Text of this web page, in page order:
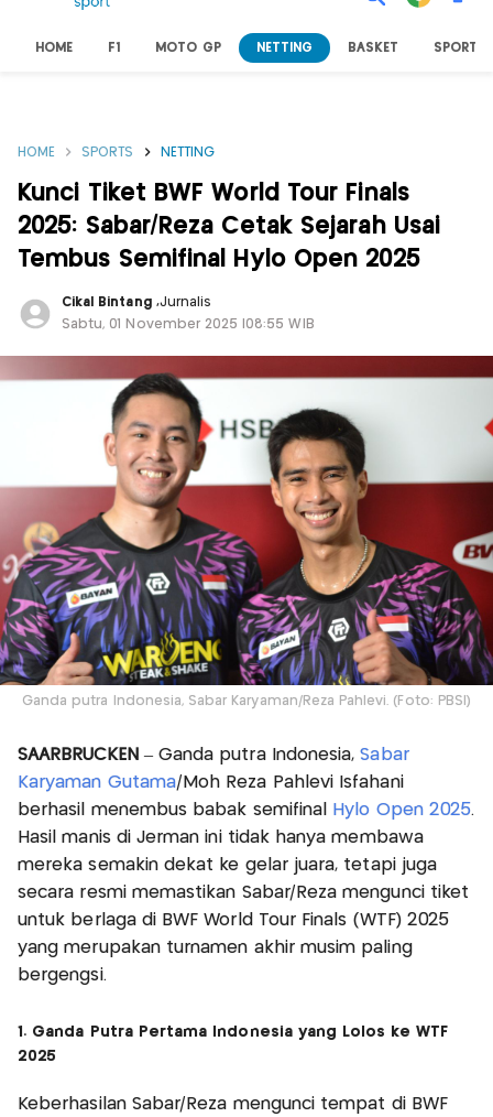
HOME F1 MOTO GP NETTING BASKET SPORT
HOME SPORTS NETTING
Kunci Tiket BWF World Tour Finals
2025: Sabar/Reza Cetak Sejarah Usai
Tembus Semifinal Hylo Open 2025
Cikal Bintang ,Jurnalis
Sabtu, 01 November 2025 |08:55 WIB
Ganda putra Indonesia, Sabar Karyaman/Reza Pahlevi. (Foto: PBSI)
SAARBRUCKEN– Ganda putra Indonesia,Sabar
Karyaman Gutama/Moh Reza Pahlevi Isfahani
berhasil menembus babak semifinal
Hylo Open 2025.
Hasil manis di Jerman ini tidak hanya membawa
mereka semakin dekat ke gelar juara, tetapi juga
secara resmi memastikan Sabar/Reza mengunci tiket
untuk berlaga di BWF World Tour Finals (WTF) 2025
yang merupakan turnamen akhir musim paling
bergengsi.
1. Ganda Putra Pertama Indonesia yang Lolos ke WTF
2025
Keberhasilan Sabar/Reza mengunci tempat di BWF